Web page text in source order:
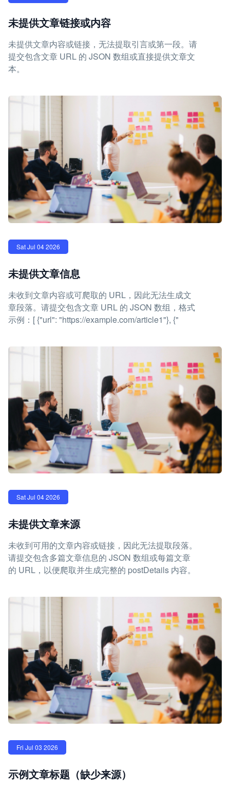
未提供文章链接或内容
未提供文章内容或链接，无法提取引言或第一段。请
提交包含文章 URL 的 JSON 数组或直接提供文章文
本。
Sat Jul 04 2026
未提供文章信息
未收到文章内容或可爬取的 URL，因此无法生成文
章段落。请提交包含文章 URL 的 JSON 数组，格式
示例：[ {"url": "https://example.com/article1"}, {"
Sat Jul 04 2026
未提供文章来源
未收到可用的文章内容或链接，因此无法提取段落。
请提交包含多篇文章信息的 JSON 数组或每篇文章
的 URL，以便爬取并生成完整的 postDetails 内容。
Fri Jul 03 2026
示例文章标题（缺少来源）